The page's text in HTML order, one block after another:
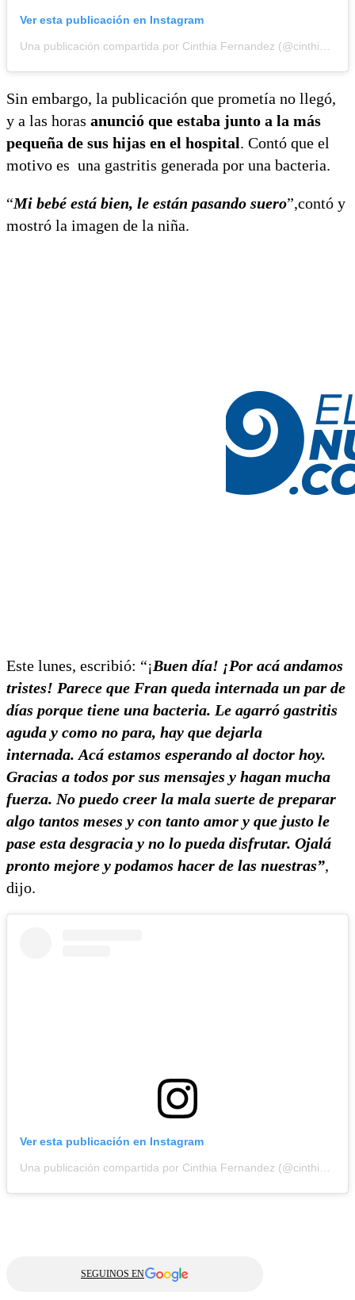
Ver esta publicación en Instagram
Sin embargo, la publicación que prometía no llegó,
y a las horas anunció que estaba junto a la más
pequeña de sus hijas en el hospital. Contó que el
motivo es una gastritis generada por una bacteria.
“Mi bebé está bien, le están pasando suero”,contó y
mostró la imagen de la niña.
Este lunes, escribió: “¡Buen día! ¡Por acá andamos
tristes! Parece que Fran queda internada un par de
días porque tiene una bacteria. Le agarró gastritis
aguda y como no para, hay que dejarla
internada. Acá estamos esperando al doctor hoy.
Gracias a todos por sus mensajes y hagan mucha
fuerza. No puedo creer la mala suerte de preparar
algo tantos meses y con tanto amor y que justo le
pase esta desgracia y no lo pueda disfrutar. Ojalá
pronto mejore y podamos hacer de las nuestras”,
dijo.
Ver esta publicación en Instagram
SEGUINOS EN